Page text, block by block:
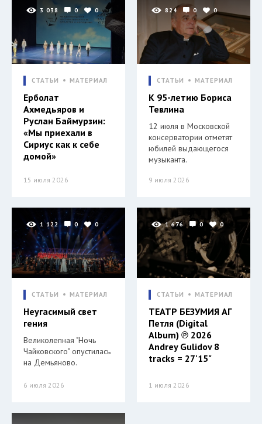
3 038 0 0
СТАТЬИ МАТЕРИАЛ
Ерболат
Ахмедьяров и
Руслан Баймурзин:
«Мы приехали в
Сириус как к себе
домой»
15 июля 2026
824 0 0
СТАТЬИ МАТЕРИАЛ
К 95-летию Бориса
Тевлина
12 июля в Московской
консерватории отметят
юбилей выдающегося
музыканта.
9 июля 2026
1 122 0 0
СТАТЬИ МАТЕРИАЛ
Неугасимый свет
гения
Великолепная "Ночь
Чайковского" опустилась
на Демьяново.
6 июля 2026
1 676 0 0
СТАТЬИ МАТЕРИАЛ
ТЕАТР БЕЗУМИЯ АГ
Петля (Digital
Album) ℗ 2026
Andrey Gulidov 8
tracks = 27'15"
1 июля 2026